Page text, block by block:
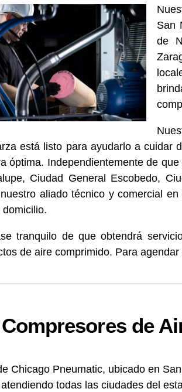
San
de
está listo para ayudarlo a cuidar
óptima. Independientemente de
Ciudad General Escobedo,
aliado técnico y comercial
domicilio.
tranquilo de que obtendrá
de aire comprimido. Para
de
Chicago Pneumatic, ubicado en
todas las ciudades del